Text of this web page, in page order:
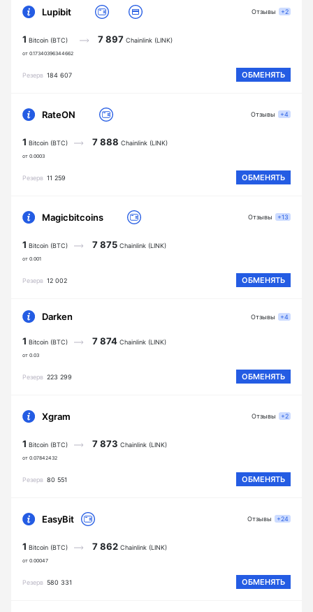
Lupibit
1 Bitcoin (BTC)
от 0.17340396344662
7 897 Chainlink (LINK)
Резерв 184 607 ОБМЕНЯТЬ
Отзывы +2
RateON
1 Bitcoin (BTC)
от 0.0003
7 888 Chainlink (LINK)
Резерв 11 259 ОБМЕНЯТЬ
Отзывы +4
Magicbitcoins
1 Bitcoin (BTC)
от 0.001
7 875 Chainlink (LINK)
Резерв 12 002 ОБМЕНЯТЬ
Отзывы +13
Darken
1 Bitcoin (BTC)
от 0.03
7 874 Chainlink (LINK)
Резерв 223 299 ОБМЕНЯТЬ
Отзывы +4
Xgram
1 Bitcoin (BTC)
от 0.07842432
7 873 Chainlink (LINK)
Резерв 80 551 ОБМЕНЯТЬ
Отзывы +2
EasyBit
1 Bitcoin (BTC)
от 0.00047
7 862 Chainlink (LINK)
Резерв 580 331 ОБМЕНЯТЬ
Отзывы +24